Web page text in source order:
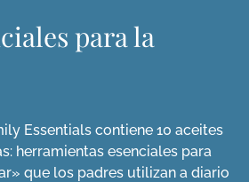
para la
Essentials contiene 10 aceites
herramientas esenciales para
que los padres utilizan a diario